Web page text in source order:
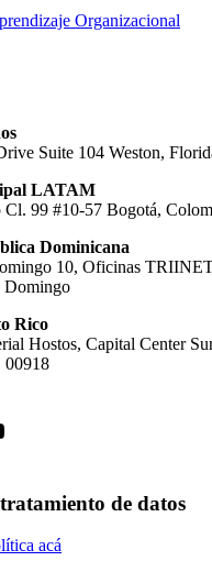
Organizacional
Suite 104 Weston,
LATAM
99 #10-57 Bogotá,
Dominicana
10, Oficinas
Domingo
Rico
Hostos, Capital Center
00918
de datos
acá